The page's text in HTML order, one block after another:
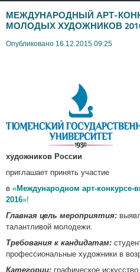
МЕЖДУНАРОДНЫЙ АРТ-
МОЛОДЫХ ХУДОЖНИКОВ
Опубликовано 16.12.2015 09:25
художников России
приглашает принять участие
в «Международном арт-
2016»!
Главная цель мероприятия:
талантливой молодежи.
Требования к кандидатам:
профессиональные художники в
Категории: графическое